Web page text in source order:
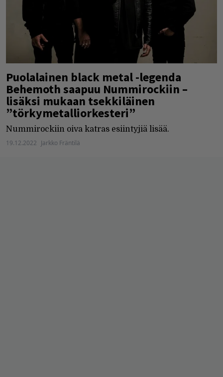
Puolalainen black metal -legenda
Behemoth saapuu Nummirockiin –
lisäksi mukaan tsekkiläinen
”törkymetalliorkesteri”
Nummirockiin oiva katras esiintyjiä lisää.
19.12.2022 Jarkko Fräntilä